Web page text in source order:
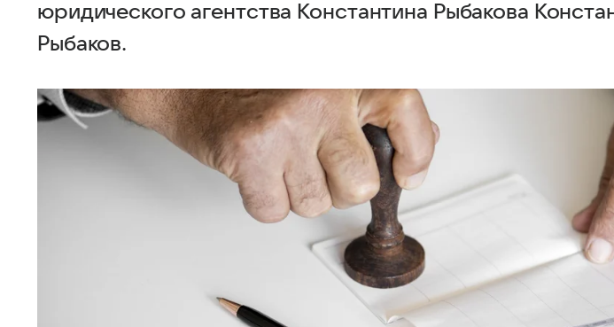
юридического агентства Константина Рыбакова
Рыбаков.